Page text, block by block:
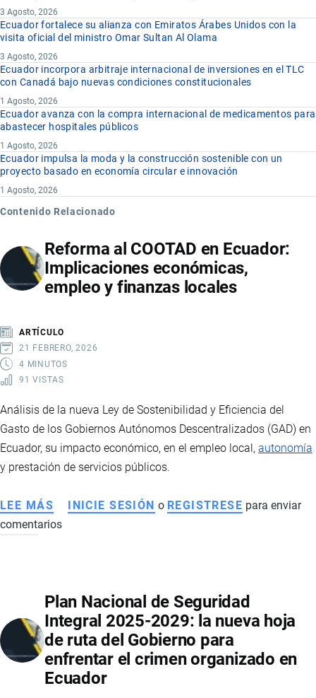
3 Agosto, 2026
Ecuador fortalece su alianza con Emiratos Árabes Unidos con la
visita oficial del ministro Omar Sultan Al Olama
3 Agosto, 2026
Ecuador incorpora arbitraje internacional de inversiones en el TLC
con Canadá bajo nuevas condiciones constitucionales
1 Agosto, 2026
Ecuador avanza con la compra internacional de medicamentos para
abastecer hospitales públicos
1 Agosto, 2026
Ecuador impulsa la moda y la construcción sostenible con un
proyecto basado en economía circular e innovación
1 Agosto, 2026
Contenido Relacionado
Reforma al COOTAD en Ecuador:
Implicaciones económicas,
empleo y finanzas locales
ARTÍCULO
21 FEBRERO, 2026
4 MINUTOS
91 VISTAS
Análisis de la nueva Ley de Sostenibilidad y Eficiencia del
Gasto de los Gobiernos Autónomos Descentralizados (GAD) en
Ecuador, su impacto económico, en el empleo local, autonomía
y prestación de servicios públicos.
LEE MÁS SOBRE
REFORMA
ECUADOR:
IMPLICACIONES
ECONÓMICAS,
EMPLEO
Y
INICIE SESIÓN o REGISTRESE para enviar
comentarios
Plan Nacional de Seguridad
Integral 2025-2029: la nueva hoja
de ruta del Gobierno para
enfrentar el crimen organizado en
Ecuador